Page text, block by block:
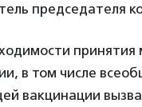
председателя
принятия
в том числе
вакцинации